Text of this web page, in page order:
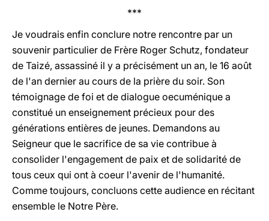
***
Je voudrais enfin conclure notre rencontre par un
souvenir particulier de Frère Roger Schutz, fondateur
de Taizé, assassiné il y a précisément un an, le 16 août
de l'an dernier au cours de la prière du soir. Son
témoignage de foi et de dialogue oecuménique a
constitué un enseignement précieux pour des
générations entières de jeunes. Demandons au
Seigneur que le sacrifice de sa vie contribue à
consolider l'engagement de paix et de solidarité de
tous ceux qui ont à coeur l'avenir de l'humanité.
Comme toujours, concluons cette audience en récitant
ensemble le Notre Père.